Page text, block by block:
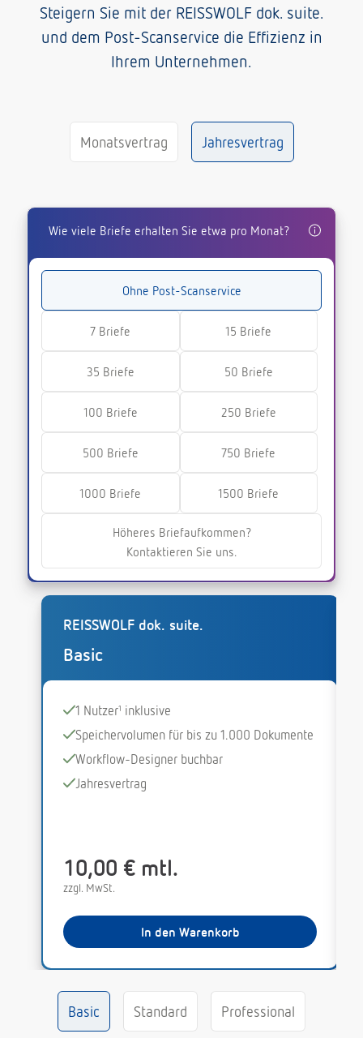
Steigern Sie mit der REISSWOLF dok. suite.
und dem Post-Scanservice die Effizienz in
Ihrem Unternehmen.
Monatsvertrag Jahresvertrag
Wie viele Briefe erhalten Sie etwa pro Monat?
Ohne Post-Scanservice
7 Briefe 15 Briefe
35 Briefe 50 Briefe
100 Briefe 250 Briefe
500 Briefe 750 Briefe
1000 Briefe 1500 Briefe
Höheres Briefaufkommen?
Kontaktieren Sie uns.
REISSWOLF dok. suite.
Basic
1 Nutzer¹ inklusive
Speichervolumen für bis zu 1.000 Dokumente
Workflow-Designer buchbar
Jahresvertrag
10,00 € mtl.
zzgl. MwSt.
In den Warenkorb
Basic Standard Professional